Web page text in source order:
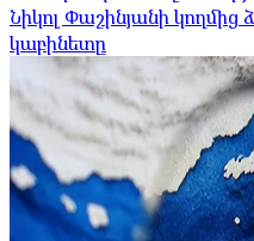
Նիկոլ Փաշինյանի կողմից
կաբինետը